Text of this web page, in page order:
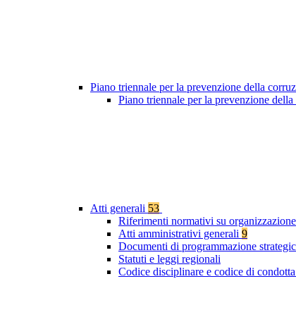
Piano triennale per la prevenzione della
Piano triennale per la prevenzione
Atti generali 53
Riferimenti normativi su
Atti amministrativi generali 9
Documenti di programmazione
Statuti e leggi regionali
Codice disciplinare e codice di condotta